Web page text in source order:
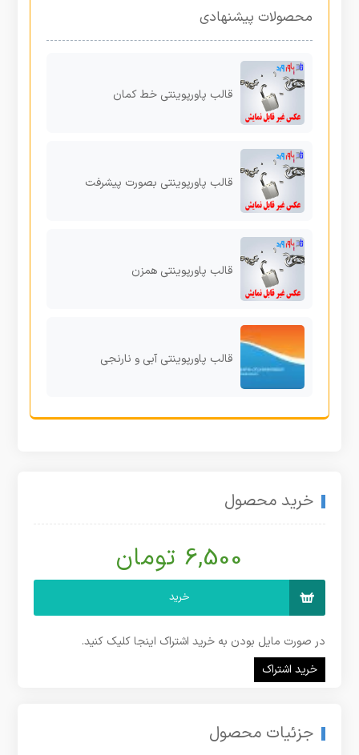
محصولات پیشنهادی
قالب پاورپوینتی خط کمان
قالب پاورپوینتی بصورت پیشرفت
قالب پاورپوینتی همزن
قالب پاورپوینتی آبی و نارنجی
خرید محصول
6,500 تومان
خرید
در صورت مایل بودن به خرید اشتراک اینجا کلیک کنید.
خرید اشتراک
جزئیات محصول